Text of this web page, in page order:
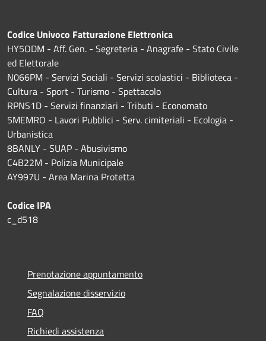
Codice Univoco Fatturazione Elettronica
HY5ODM - Aff. Gen. - Segreteria - Anagrafe - Stato Civile
ed Elettorale
N066PM - Servizi Sociali - Servizi scolastici - Biblioteca -
Cultura - Sport - Turismo - Spettacolo
RPNS1D - Servizi finanziari - Tributi - Economato
5MEMRO - Lavori Pubblici - Serv. cimiteriali - Ecologia -
Urbanistica
8BANLY - SUAP - Abusivismo
C4B22M - Polizia Municipale
AY997U - Area Marina Protetta
Codice IPA
c_d518
Prenotazione appuntamento
Segnalazione disservizio
FAQ
Richiedi assistenza